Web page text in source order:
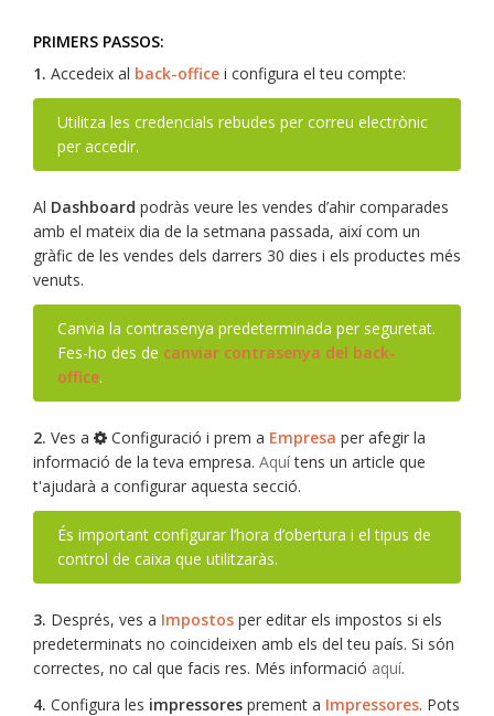
PRIMERS PASSOS:
1. Accedeix al back-office i configura el teu compte:
Utilitza les credencials rebudes per correu electrònic
per accedir.
Al Dashboard podràs veure les vendes d’ahir comparades
amb el mateix dia de la setmana passada, així com un
gràfic de les vendes dels darrers 30 dies i els productes més
venuts.
Canvia la contrasenya predeterminada per seguretat.
Fes-ho des de canviar contrasenya del back-
office.
2. Ves a Configuració i prem a Empresa per afegir la
informació de la teva empresa. Aquítens un article que
t'ajudarà a configurar aquesta secció.
És important configurar l’hora d’obertura i el tipus de
control de caixa que utilitzaràs.
3. Després, ves a Impostos per editar els impostos si els
predeterminats no coincideixen amb els del teu país. Si són
correctes, no cal que facis res. Més informació aquí.
4. Configura les impressores prement a Impressores. Pots